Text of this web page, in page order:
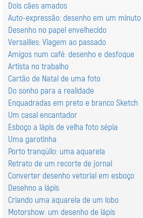
Dois cães amados
Auto-expressão: desenho em um minuto
Desenho no papel envelhecido
Versailles: Viagem ao passado
Amigos num café: desenho e desfoque
Artista no trabalho
Cartão de Natal de uma foto
Do sonho para a realidade
Enquadradas em preto e branco Sketch
Um casal encantador
Esboço a lápis de velha foto sépia
Uma garotinha
Porto tranqüilo: uma aquarela
Retrato de um recorte de jornal
Converter desenho vetorial em esboço
Desehno a lápis
Criando uma aquarela de um lobo
Motorshow: um desenho de lápis